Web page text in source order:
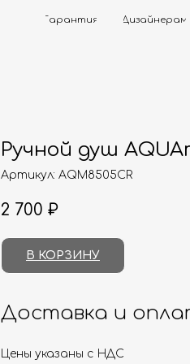
Контакты
Дизайнерам
Ручной душ
Артикул: AQM8505CR
2 700 ₽
В КОРЗИНУ
Доставка и
Цены указаны с НДС